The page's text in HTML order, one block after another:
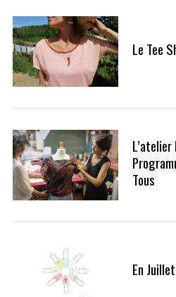
Le Tee
Tous
En
e
a